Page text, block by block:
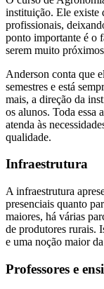
instituição. Ele existe
profissionais,
ponto importante é o
serem muito
Anderson conta que
semestres e está
mais, a direção da
os alunos. Toda essa
atenda às
qualidade.
Infraestrutura
A infraestrutura
presenciais quanto
maiores, há várias
de produtores rurais.
e uma noção maior
Professores e